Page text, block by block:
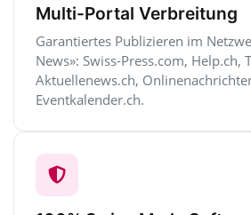
Multi-Portal Verbreitung
Garantiertes Publizieren im
News»: Swiss-Press.com, Help.ch,
Aktuellenews.ch,
Eventkalender.ch.